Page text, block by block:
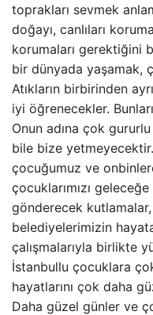
toprakları sevmek
doğayı, canlıları
korumaları gerektiğini
bir dünyada yaşamak,
Atıkların birbirinden
iyi öğrenecekler.
Onun adına çok
bile bize
çocuğumuz ve
çocuklarımızı
gönderecek
belediyelerimizin
çalışmalarıyla birlikte
İstanbullu çocuklara
hayatlarını çok daha
Daha güzel günler ve